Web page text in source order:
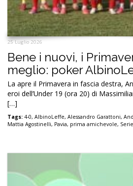
25 Luglio 2026
Bene i nuovi, i
meglio: poker
La apre il Primavera in fascia destra,
eroi dell’Under 19 (ora 20) di
[…]
Tags: 4-0, AlbinoLeffe, Alessandro Garattoni,
Mattia Agostinelli, Pavia, prima amichevole,